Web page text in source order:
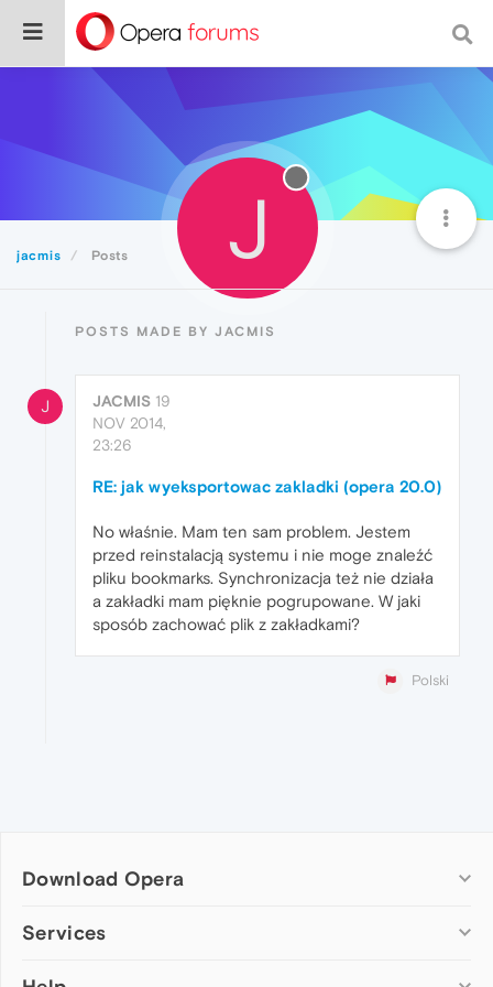
jacmis Posts J
POSTS MADE BY JACMIS
J JACMIS 19
NOV 2014,
23:26
RE: jak wyeksportowac zakladki (opera 20.0)
No właśnie. Mam ten sam problem. Jestem
przed reinstalacją systemu i nie moge znaleźć
pliku bookmarks. Synchronizacja też nie działa
a zakładki mam pięknie pogrupowane. W jaki
sposób zachować plik z zakładkami?
Polski
Download Opera
Computer browsers
Services